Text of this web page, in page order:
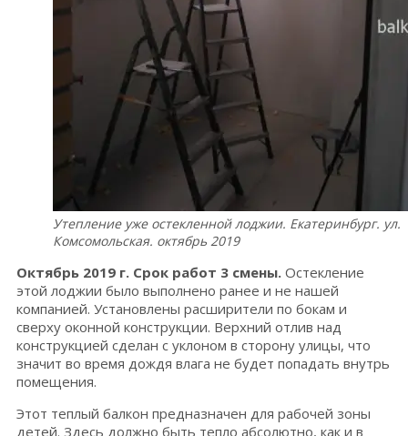
Утепление уже остекленной лоджии. Екатеринбург. ул.
Комсомольская. октябрь 2019
Октябрь 2019 г. Срок работ 3 смены. Остекление
этой лоджии было выполнено ранее и не нашей
компанией. Установлены расширители по бокам и
сверху оконной конструкции. Верхний отлив над
конструкцией сделан с уклоном в сторону улицы, что
значит во время дождя влага не будет попадать внутрь
помещения.
Этот теплый балкон предназначен для рабочей зоны
детей. Здесь должно быть тепло абсолютно, как и в